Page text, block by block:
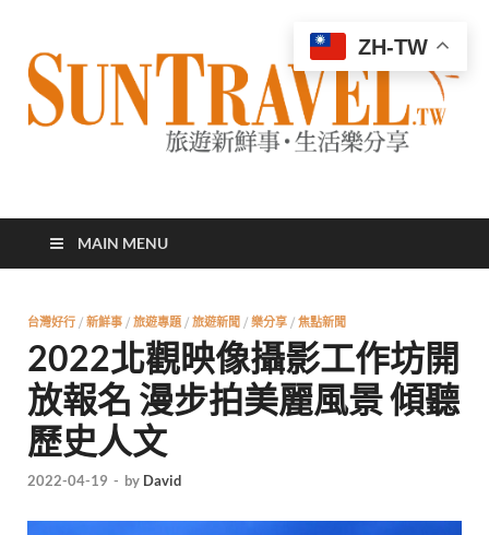
太陽網
MAIN MENU
台灣好行 / 新鮮事 / 旅遊專題 / 旅遊新聞 / 樂分享 / 焦點新聞
2022北觀映像攝影工作坊開
放報名 漫步拍美麗風景 傾聽
歷史人文
2022-04-19 - by David
ZH-TW